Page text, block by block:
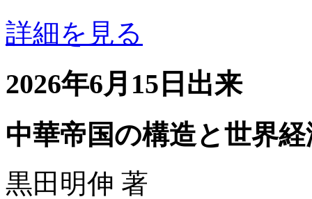
詳細を見る
2026年6月15日出来
中華帝国の構造と世界
黒田明伸 著